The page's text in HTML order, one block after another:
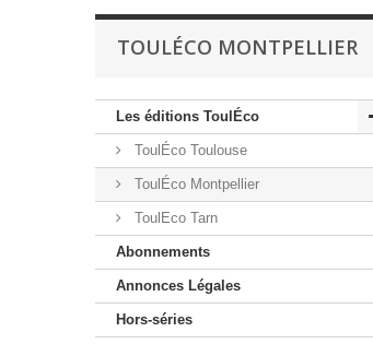
TOULÉCO MONTPELLIER
Les éditions ToulÉco
ToulÉco Toulouse
ToulÉco Montpellier
ToulEco Tarn
Abonnements
Annonces Légales
Hors-séries